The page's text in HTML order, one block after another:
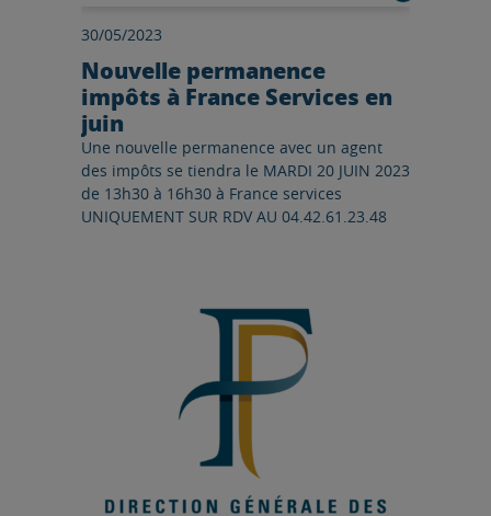
30/05/2023
Nouvelle permanence
impôts à France Services en
juin
Une nouvelle permanence avec un agent
des impôts se tiendra le MARDI 20 JUIN 2023
de 13h30 à 16h30 à France services
UNIQUEMENT SUR RDV AU 04.42.61.23.48